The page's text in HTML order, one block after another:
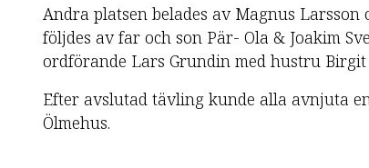
Andra platsen belades av Magnus Larsson
följdes av far och son Pär- Ola & Joakim
ordförande Lars Grundin med hustru Birgit
Efter avslutad tävling kunde alla avnjuta
Ölmehus.